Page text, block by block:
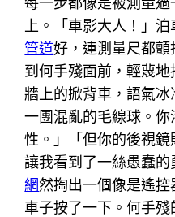
上。「車影大人！」
管道好，連測量尺都
到何手殘面前，輕蔑
牆上的掀背車，語氣
一團混亂的毛線球。
性。」「但你的後視
讓我看到了一絲愚蠢
網然掏出一個像是遙
車子按了一下。何手